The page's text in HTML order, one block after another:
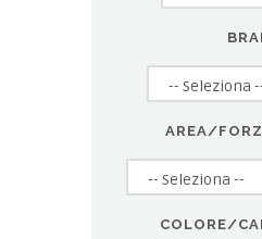
AREA/
COLORE/